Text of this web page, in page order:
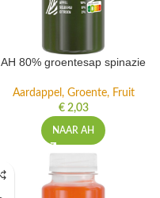
AH 80% groentesap spinazie
Aardappel, Groente, Fruit
€2,03
NAAR AH